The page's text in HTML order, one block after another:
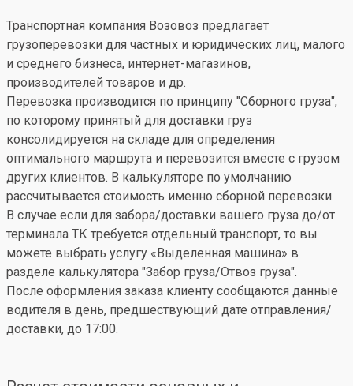
Транспортная компания Возовоз предлагает
грузоперевозки для частных и юридических лиц, малого
и среднего бизнеса, интернет-магазинов,
производителей товаров и др.
Перевозка производится по принципу "Сборного груза",
по которому принятый для доставки груз
консолидируется на складе для определения
оптимального маршрута и перевозится вместе с грузом
других клиентов. В калькуляторе по умолчанию
рассчитывается стоимость именно сборной перевозки.
В случае если для забора/доставки вашего груза до/от
терминала ТК требуется отдельный транспорт, то вы
можете выбрать услугу «Выделенная машина» в
разделе калькулятора "Забор груза/Отвоз груза".
После оформления заказа клиенту сообщаются данные
водителя в день, предшествующий дате отправления/
доставки, до 17:00.